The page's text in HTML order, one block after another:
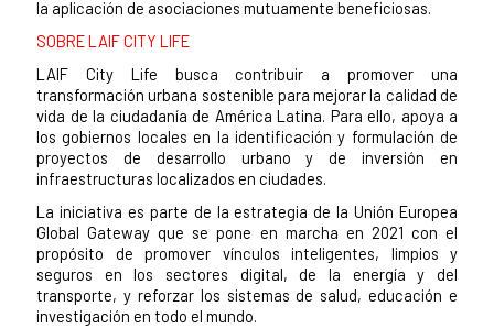
la aplicación de asociaciones mutuamente beneficiosas.
SOBRE LAIF CITY LIFE
LAIF City Life busca contribuir a promover una
transformación urbana sostenible para mejorar la calidad de
vida de la ciudadanía de América Latina. Para ello, apoya a
los gobiernos locales en la identificación y formulación de
proyectos de desarrollo urbano y de inversión en
infraestructuras localizados en ciudades.
La iniciativa es parte de la estrategia de la Unión Europea
Global Gateway que se pone en marcha en 2021 con el
propósito de promover vínculos inteligentes, limpios y
seguros en los sectores digital, de la energía y del
transporte, y reforzar los sistemas de salud, educación e
investigación en todo el mundo.